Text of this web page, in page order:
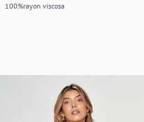
100%rayon viscosa